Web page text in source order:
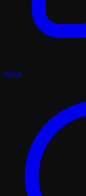
Plays